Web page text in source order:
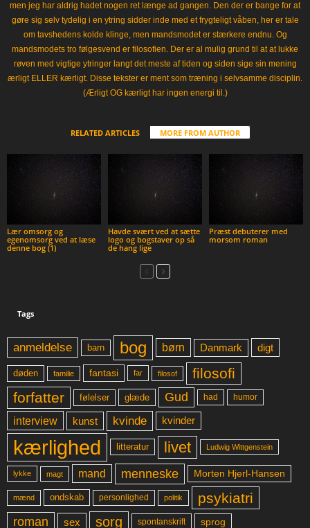
men jeg har aldrig hadet nogen ret længe ad gangen. Den der er bange for at
gøre sig selv tydelig i en ytring sidder inde med et frygteligt våben, her er tale
om tavshedens kolde klinge, men mandsmodet er stærkere endnu. Og
mandsmodets tro følgesvend er filosofien. Der er al mulig grund til at at lukke
røven med vigtige ytringer langt det meste af tiden og siden sige sin mening
ærligt ELLER kærligt. Disse tekster er ment som træning i selvsamme disciplin.
(Ærligt OG kærligt har ingen energi til.)
RELATED ARTICLES MORE FROM AUTHOR
Lær omsorg og
egenomsorg ved at læse
denne bog (1)
Havde svært ved at sætte
logo og bogstaver op så
de hang lige
Præst debuterer med
morsom roman
Tags
anmeldelse barn bog børn Danmark digt
døden familie fantasi far filosof
filosofi
forfatter
følelser glæde Gud had humor
interview kunst kvinde kvinder
kærlighed litteratur livet Ludwig Wittgenstein
lykke magt mand menneske Morten Hjerl-Hansen
mænd ondskab personlighed politik psykiatri
roman sex sorg spontanskrift sprog